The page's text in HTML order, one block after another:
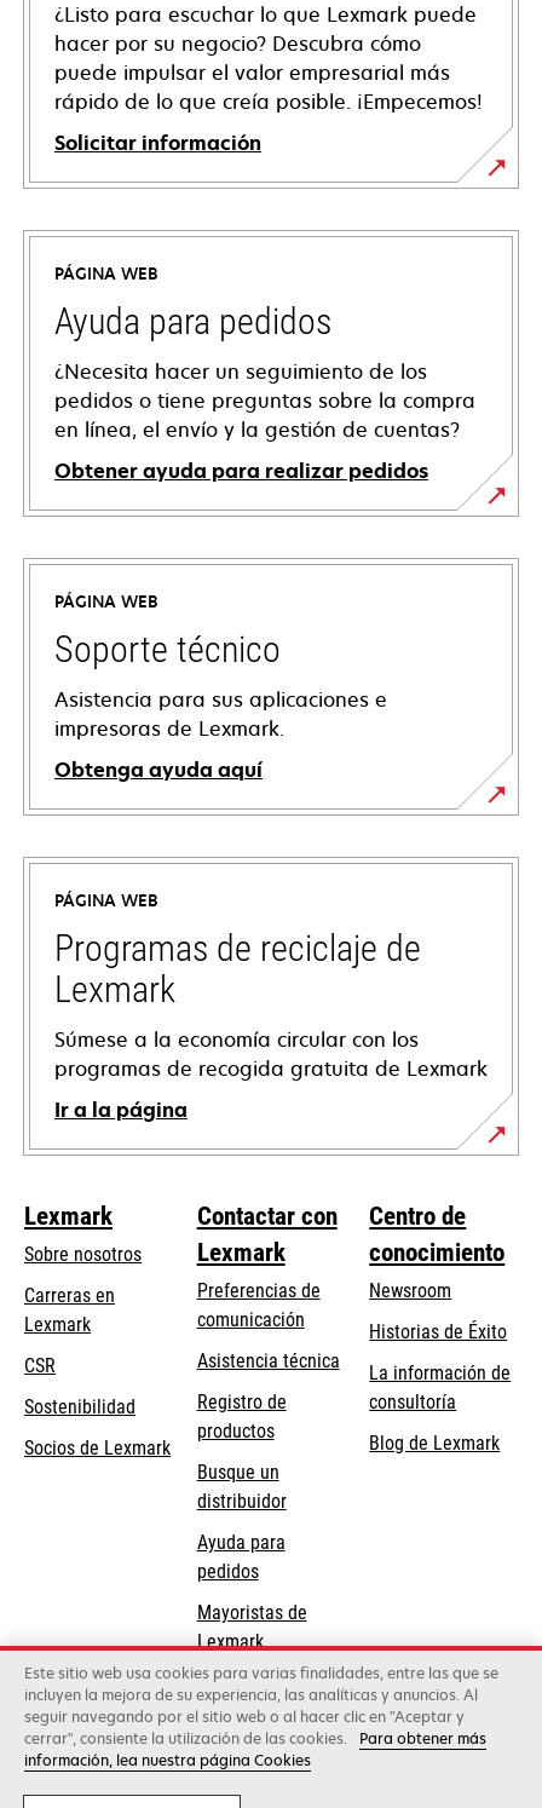
¿Listo para escuchar lo que Lexmark puede
hacer por su negocio? Descubra cómo
puede impulsar el valor empresarial más
rápido de lo que creía posible. ¡Empecemos!
Solicitar información
PÁGINA WEB
Ayuda para pedidos
¿Necesita hacer un seguimiento de los
pedidos o tiene preguntas sobre la compra
en línea, el envío y la gestión de cuentas?
Obtener ayuda para realizar pedidos
PÁGINA WEB
Soporte técnico
Asistencia para sus aplicaciones e
impresoras de Lexmark.
Obtenga ayuda aquí
se
abre
una
pestaña
nueva
PÁGINA WEB
Programas de reciclaje de
Lexmark
Súmese a la economía circular con los
programas de recogida gratuita de Lexmark
Ir a la página
Lexmark
Sobre nosotros
Carreras en
Lexmark
CSR
Sostenibilidad
Socios de Lexmark
Contactar con
Lexmark
Preferencias de
comunicación
se
abre
en
una
pestaña
nueva
Asistencia técnicase
abre
Registro de
productos
Busque un
distribuidor
Ayuda para
pedidos
Mayoristas de
Lexmark
Centro de
conocimiento
Newsroom
Historias de Éxito
La información de
consultoría
Blog de Lexmark
Lexmark International, Inc., una compañía de Xerox
©2026 Todos los derechos reservados.
Legal Política de privacidad
Términos y
Este sitio web usa cookies para varias finalidades, entre las que se
incluyen la mejora de su experiencia, las analíticas y anuncios. Al
seguir navegando por el sitio web o al hacer clic en "Aceptar y
cerrar", consiente la utilización de las cookies.
Para obtener más
información, lea nuestra página Cookies